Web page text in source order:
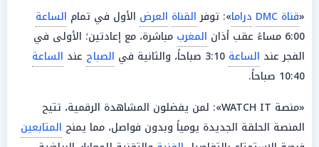
«قناة DMC دراما»: توفرالقناة العرض الأول في تمام الساعة
6:00 مساءً عقب أذان
المغرب مباشرة، مع إعادتين؛ الأولى في
الفجر عند الساعة الصباح عند الساعة
10:40 صباحاً.
«منصة WATCH IT»: لمن يفضلون المشاهدة الرقمية، تتيح
المنصة الحلقة الجديدة يومياً وبدون فواصل، مما يمنح المتابعين